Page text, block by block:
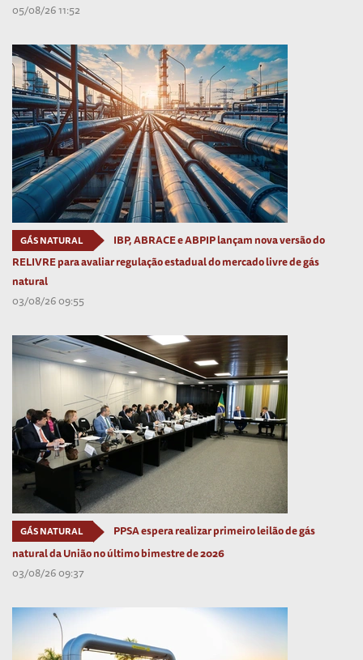
05/08/26 11:52
GÁS NATURAL
IBP, ABRACE e ABPIP lançam nova versão do
RELIVRE para avaliar regulação estadual do mercado livre de gás
natural
03/08/26 09:55
GÁS NATURAL
PPSA espera realizar primeiro leilão de gás
natural da União no último bimestre de 2026
03/08/26 09:37